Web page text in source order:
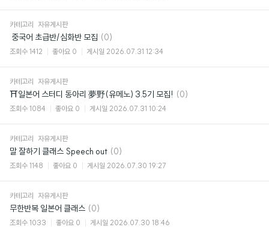
카테고리 자유게시판
​ 중국어 초급반/심화반 모집 댓
글
(0)
조회수 1412 좋아요 0 게시일 2026.07.31 12:34
카테고리 자유게시판
⛩일본어 스터디 동아리 夢野(유메노) 3.5기 모집! 댓
(0)
조회수 1084 좋아요 0 게시일 2026.07.31 10:24
카테고리 자유게시판
말 잘하기 클래스 Speech out 댓
글
(0)
조회수 1148 좋아요 0 게시일 2026.07.30 19:27
카테고리 자유게시판
무한반복 일본어 클래스 댓
글
(0)
조회수 1033 좋아요 0 게시일 2026.07.30 18:46